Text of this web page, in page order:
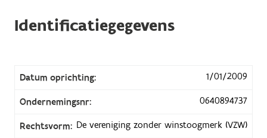
Identificatiegegevens
Datum oprichting: 1/01/2009
Ondernemingsnr: 0640894737
Rechtsvorm: De vereniging zonder winstoogmerk (VZW)